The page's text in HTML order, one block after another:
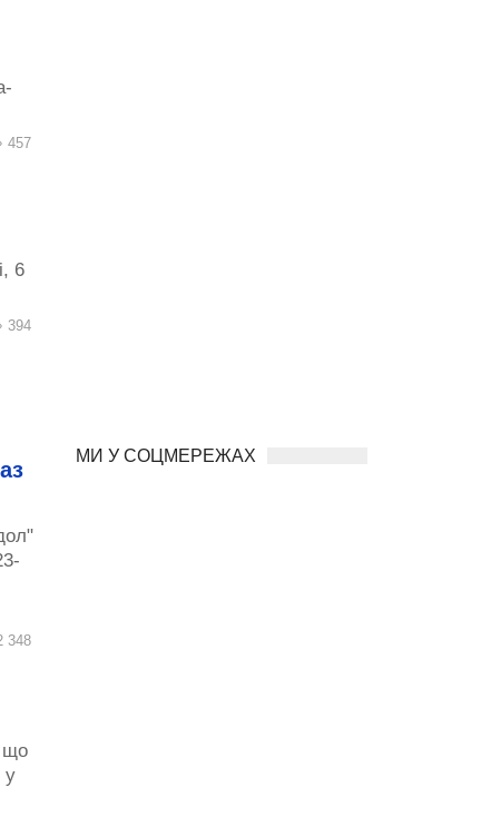
457
6
394
348
що
у
МИ У СОЦМЕРЕЖАХ